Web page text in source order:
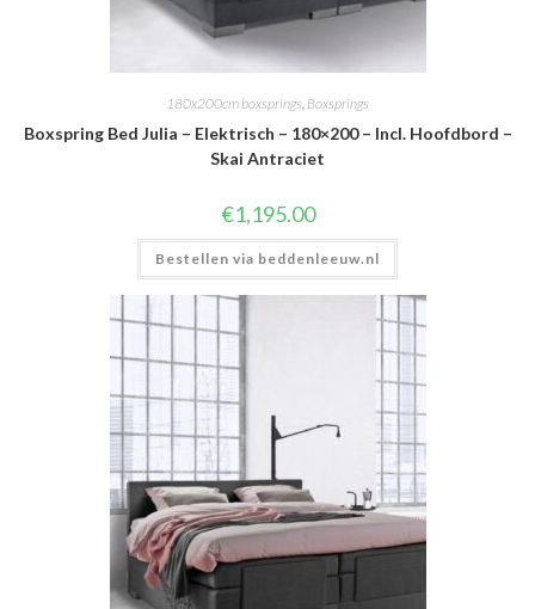
180x200cm boxsprings, Boxsprings
Boxspring Bed Julia – Elektrisch – 180×200 – Incl. Hoofdbord –
Skai Antraciet
€1,195.00
Bestellen via beddenleeuw.nl